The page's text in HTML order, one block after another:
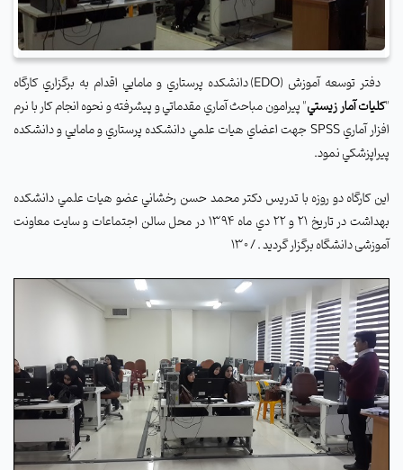
دفتر توسعه آموزش (EDO) دانشكده پرستاري و مامايي اقدام به برگزاري كارگاه
"كليات آمار زيستي" پيرامون مباحث آماري مقدماتي و پيشرفته و نحوه انجام كار با نرم
افزار آماريSPSS جهت اعضاي هيات علمي دانشكده پرستاري و مامايي و دانشكده
پيراپزشكي نمود.
اين كارگاه دو روزه با تدریس دكتر محمد حسن رخشاني عضو هيات علمي دانشكده
بهداشت در تاريخ 21 و 22 دي ماه 1394 در محل سالن اجتماعات و سایت معاونت
آموزشی دانشگاه برگزار گردید . / 130